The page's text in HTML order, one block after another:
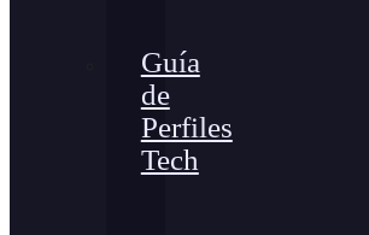
Guía
de
Perfiles
Tech